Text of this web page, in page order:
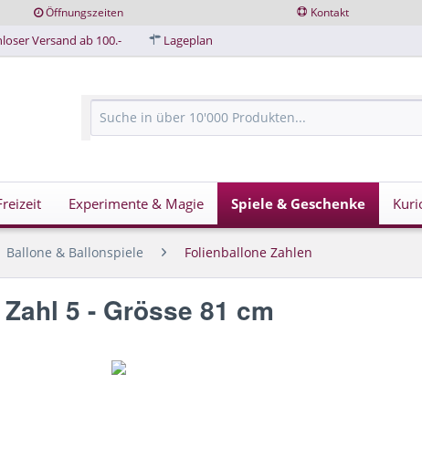
Öffnungszeiten Kontakt
Versand ab 100.- Lageplan
Experimente & Magie Spiele & Geschenke
Ballone & Ballonspiele Folienballone Zahlen
5 - Grösse 81 cm